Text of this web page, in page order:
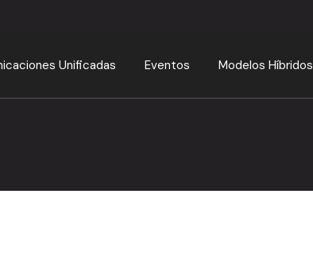
Unificadas Eventos Modelos Híbridos